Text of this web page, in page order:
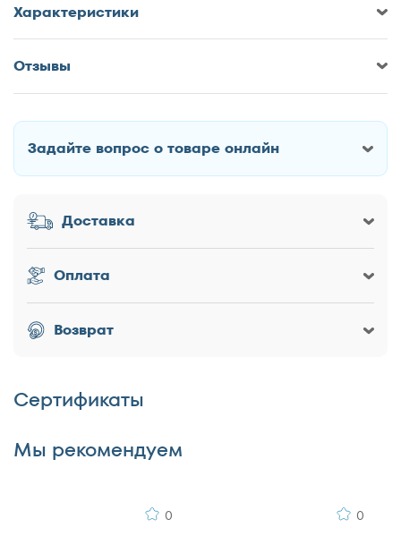
110x200
120x190
120x195
120x200
130x190
130x195
130x200
140x190
150x186
150x195
Характеристики
Отзывы
Оставить отзыв о Матрас Мелодия
Как Вас зовут?
Заголовок
Оценка товара
Достоинства
Задайте вопрос о товаре онлайн
Доставка
Оплата
Возврат
Сертификаты
Мы рекомендуем
0 0